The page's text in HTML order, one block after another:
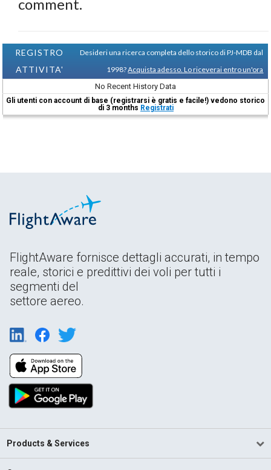
comment.
REGISTRO
ATTIVITA'
Desideri una ricerca completa dello storico di PJ-MDB dal
1998?Acquista adesso. Lo riceverai entro un'ora
No Recent History Data
Gli utenti con account di base (registrarsi è gratis e facile!) vedono storico
di 3 months Registrati
FlightAware fornisce dettagli accurati, in tempo
reale, storici e predittivi dei voli per tutti i
segmenti del
settore aereo.
Products & Services